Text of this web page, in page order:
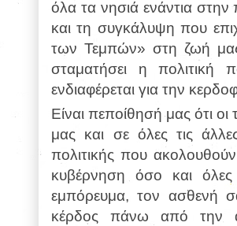
όλα τα νησιά ενάντια
και τη συγκάλυψη που
των Τεμπών» στη ζωή
σταματήσει η πολιτική
ενδιαφέρεται για την
Είναι πεποίθησή μας ότι
μας και σε όλες τις
πολιτικής που
κυβέρνηση όσο και
εμπόρευμα, τον ασθενή
κέρδος πάνω από την